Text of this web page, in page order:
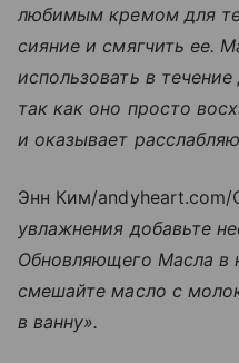
любимым кремом для
сияние и смягчить ее.
использовать в
так как оно просто
и оказывает
Энн Ким/
увлажнения добавьте
Обновляющего Масла в
смешайте масло с
в ванну».